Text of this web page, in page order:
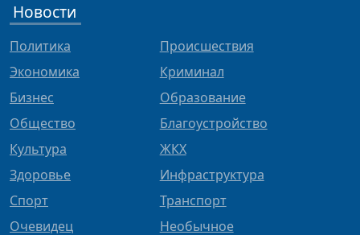
Новости
Политика
Экономика
Бизнес
Общество
Культура
Здоровье
Спорт
Очевидец
Происшествия
Криминал
Образование
Благоустройство
ЖКХ
Инфраструктура
Транспорт
Необычное